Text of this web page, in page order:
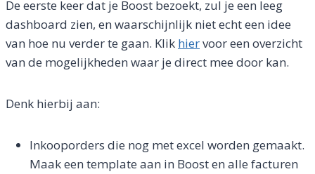
De eerste keer dat je Boost bezoekt, zul je een leeg
dashboard zien, en waarschijnlijk niet echt een idee
van hoe nu verder te gaan. Klik hiervoor een overzicht
van de mogelijkheden waar je direct mee door kan.
Denk hierbij aan:
Inkooporders die nog met excel worden gemaakt.
Maak een template aan in Boost en alle facturen